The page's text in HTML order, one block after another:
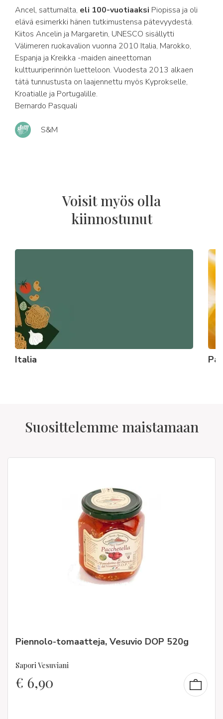
Ancel, sattumalta, eli 100-vuotiaaksi Piopissa ja oli
elävä esimerkki hänen tutkimustensa pätevyydestä.
Kiitos Ancelin ja Margaretin, UNESCO sisällytti
Välimeren ruokavalion vuonna 2010 Italia, Marokko,
Espanja ja Kreikka -maiden aineettoman
kulttuuriperinnön luetteloon. Vuodesta 2013 alkaen
tätä tunnustusta on laajennettu myös Kyprokselle,
Kroatialle ja Portugalille.
Bernardo Pasquali
S&M
Voisit myös olla
kiinnostunut
Italia
Suosittelemme maistamaan
Piennolo-tomaatteja, Vesuvio DOP 520g
Sapori Vesuviani
€ 6,90